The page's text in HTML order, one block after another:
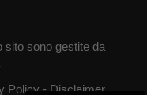
sito sono gestite da
Policy- Disclaimer